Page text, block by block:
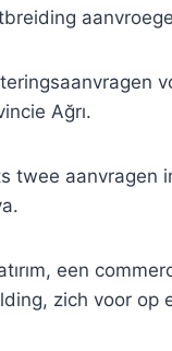
Ağrı.
twee aanvragen
een
zich voor op